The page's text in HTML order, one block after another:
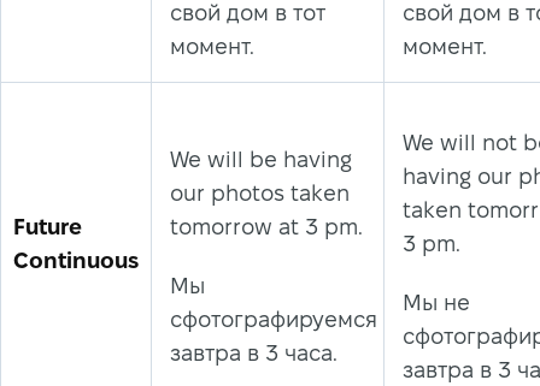
свой дом в тот
момент.
свой дом в
момент.
Future
Continuous
We will be having
our photos taken
tomorrow at 3 pm.
Мы
сфотографируемся
завтра в 3 часа.
We will not
having our
taken
3 pm.
Мы не
завтра в 3